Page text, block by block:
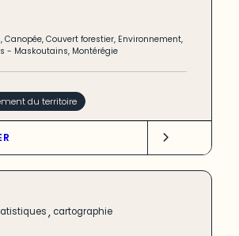
,Canopée,Couvert forestier, Environnement,
- Maskoutains, Montérégie
du territoire
, cartographie